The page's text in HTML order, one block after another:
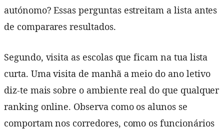
autónomo? Essas perguntas estreitam a lista antes
de comparares resultados.
Segundo, visita as escolas que ficam na tua lista
curta. Uma visita de manhã a meio do ano letivo
diz-te mais sobre o ambiente real do que qualquer
ranking online. Observa como os alunos se
comportam nos corredores, como os funcionários